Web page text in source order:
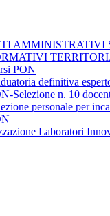
AMMINISTRATIVI
PON
definitiva
Selezione n. 10
personale per
Laboratori